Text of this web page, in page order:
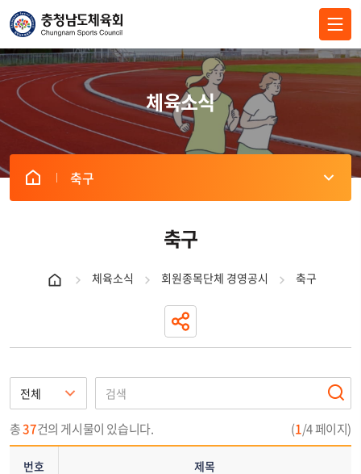
전체메뉴 닫기
체육소식
축구
축구
체육소식 회원종목단체 경영공시 축구
총37건의 게시물이 있습니다. (1/4 페이지)
시
번
목,
번호 제목